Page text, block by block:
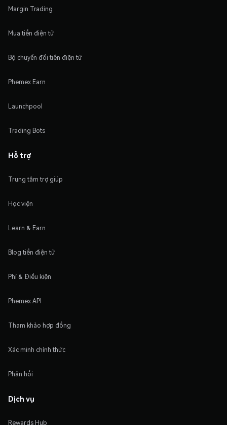
Margin Trading
Mua tiền điện tử
Bộ chuyển đổi tiền điện tử
Phemex Earn
Launchpool
Trading Bots
Hỗ trợ
Trung tâm trợ giúp
Học viện
Learn & Earn
Blog tiền điện tử
Phí & Điều kiện
Phemex API
Tham khảo hợp đồng
Xác minh chính thức
Phản hồi
Dịch vụ
Rewards Hub